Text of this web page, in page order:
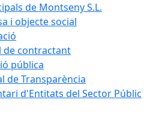
de Montseny S.L.
i objecte social
de contractant
pública
de Transparència
d'Entitats del Sector Públic